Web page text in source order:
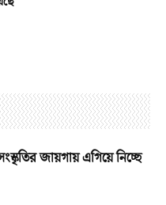
জায়গায় এগিয়ে নিচ্ছে